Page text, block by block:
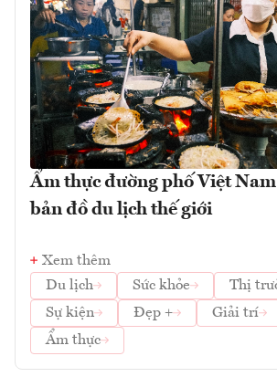
Ẩm thực đường phố Việt
bản đồ du lịch thế giới
Xem thêm
Du lịch
Sức khỏe
Thị
Sự kiện
Đẹp + Giải trí
Ẩm thực